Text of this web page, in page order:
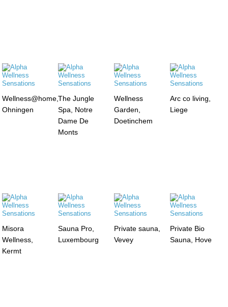
Wellness@home,
Ohningen
The Jungle
Spa, Notre
Dame De
Monts
Wellness
Garden,
Doetinchem
Arc co living,
Liege
Misora
Wellness,
Kermt
Sauna Pro,
Luxembourg
Private sauna,
Vevey
Private Bio
Sauna, Hove